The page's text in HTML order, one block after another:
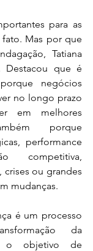
para as
Mas por que
Tatiana
Destacou que é
negócios
no longo prazo
em melhores
porque
performance
competitiva,
ou grandes
mudanças.
é um processo
da
o objetivo de